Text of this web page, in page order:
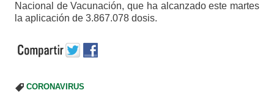
Nacional de Vacunación, que ha alcanzado este martes
la aplicación de 3.867.078 dosis.
CORONAVIRUS